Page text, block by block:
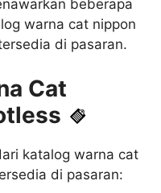
beberapa
warna cat nippon
di pasaran.
Cat
katalog warna cat
di pasaran: